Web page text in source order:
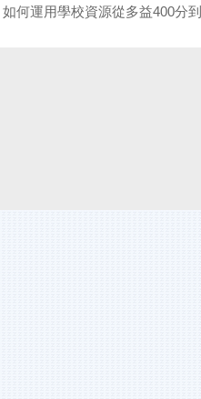
如何運用學校資源從多益400分